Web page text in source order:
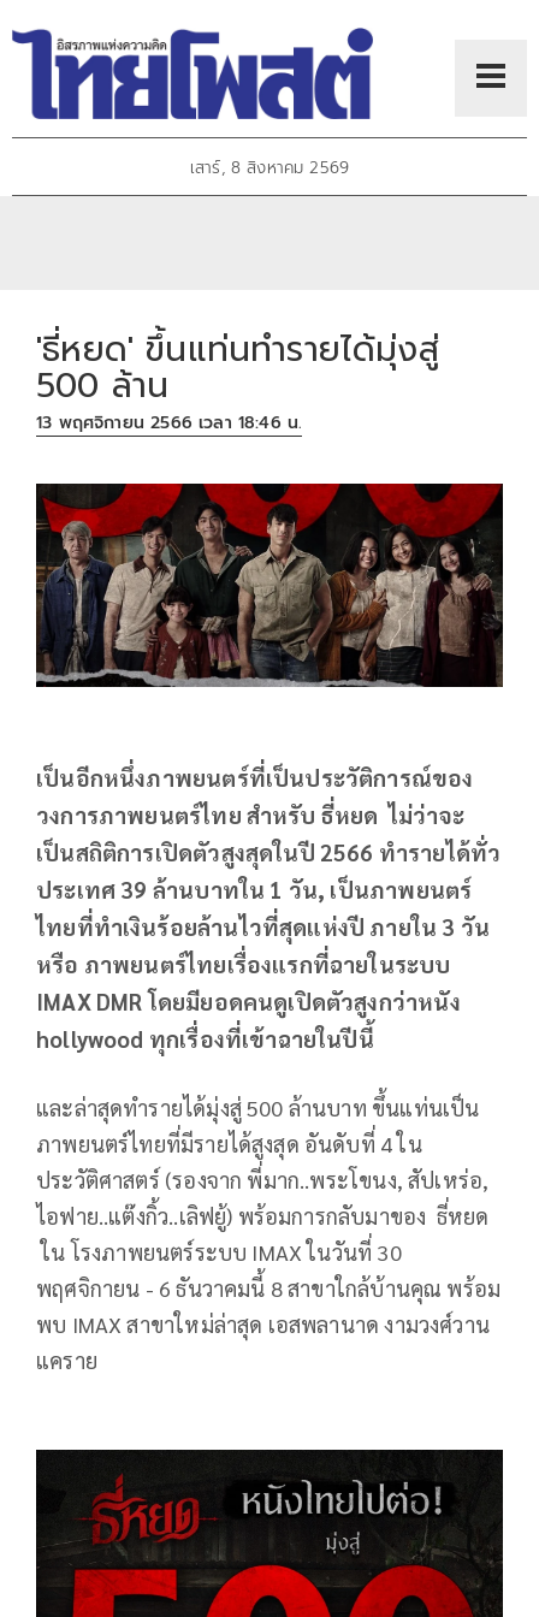
เสาร์, 8 สิงหาคม 2569
'ธี่หยด' ขึ้นแท่นทำรายได้มุ่งสู่
500 ล้าน
13 พฤศจิกายน 2566 เวลา 18:46 น.
เป็นอีกหนึ่งภาพยนตร์ที่เป็นประวัติการณ์ของ
วงการภาพยนตร์ไทย สำหรับ ธี่หยด ไม่ว่าจะ
เป็นสถิติการเปิดตัวสูงสุดในปี 2566 ทำรายได้ทั่ว
ประเทศ 39 ล้านบาทใน 1 วัน, เป็นภาพยนตร์
ไทยที่ทำเงินร้อยล้านไวที่สุดแห่งปี ภายใน 3 วัน
หรือ ภาพยนตร์ไทยเรื่องแรกที่ฉายในระบบ
IMAX DMR โดยมียอดคนดูเปิดตัวสูงกว่าหนัง
hollywood ทุกเรื่องที่เข้าฉายในปีนี้
และล่าสุดทำรายได้มุ่งสู่ 500 ล้านบาท ขึ้นแท่นเป็น
ภาพยนตร์ไทยที่มีรายได้สูงสุด อันดับที่ 4 ใน
ประวัติศาสตร์ (รองจาก พี่มาก..พระโขนง, สัปเหร่อ,
ไอฟาย..แต๊งกิ้ว..เลิฟยู้) พร้อมการกลับมาของ ธี่หยด
ใน โรงภาพยนตร์ระบบ IMAX ในวันที่ 30
พฤศจิกายน - 6 ธันวาคมนี้ 8 สาขาใกล้บ้านคุณ พร้อม
พบ IMAX สาขาใหม่ล่าสุด เอสพลานาด งามวงศ์วาน
แคราย